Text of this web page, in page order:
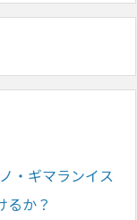
・ギマランイス
るか？